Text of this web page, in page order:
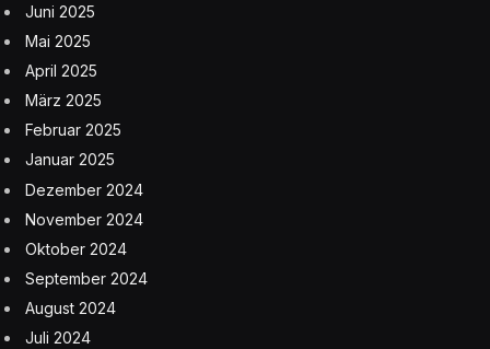
Juni 2025
Mai 2025
April 2025
März 2025
Februar 2025
Januar 2025
Dezember 2024
November 2024
Oktober 2024
September 2024
August 2024
Juli 2024